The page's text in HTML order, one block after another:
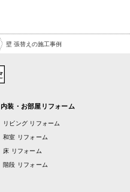
壁 張替えの施工事例
内装・お部屋リフォーム
リビング リフォーム
和室 リフォーム
床 リフォーム
階段 リフォーム